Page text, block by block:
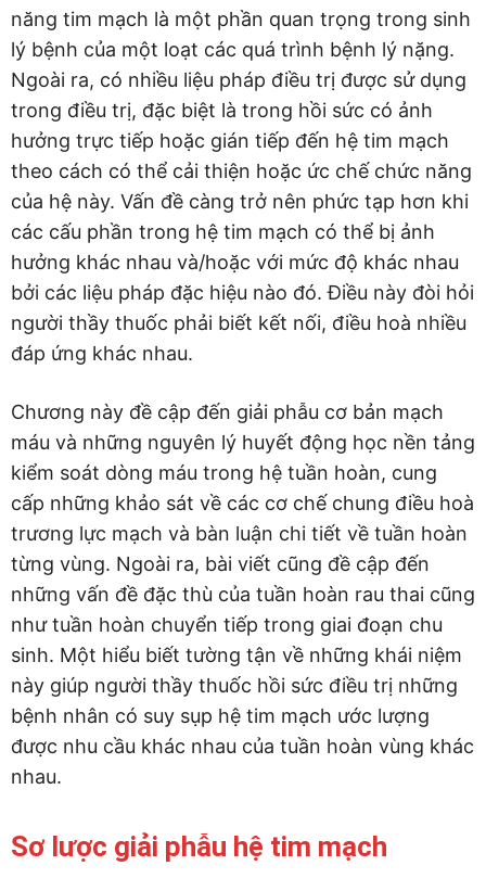
năng tim mạch là một phần quan trọng trong sinh
lý bệnh của một loạt các quá trình bệnh lý nặng.
Ngoài ra, có nhiều liệu pháp điều trị được sử dụng
trong điều trị, đặc biệt là trong hồi sức có ảnh
hưởng trực tiếp hoặc gián tiếp đến hệ tim mạch
theo cách có thể cải thiện hoặc ức chế chức năng
của hệ này. Vấn đề càng trở nên phức tạp hơn khi
các cấu phần trong hệ tim mạch có thể bị ảnh
hưởng khác nhau và/hoặc với mức độ khác nhau
bởi các liệu pháp đặc hiệu nào đó. Điều này đòi hỏi
người thầy thuốc phải biết kết nối, điều hoà nhiều
đáp ứng khác nhau.
Chương này đề cập đến giải phẫu cơ bản mạch
máu và những nguyên lý huyết động học nền tảng
kiểm soát dòng máu trong hệ tuần hoàn, cung
cấp những khảo sát về các cơ chế chung điều hoà
trương lực mạch và bàn luận chi tiết về tuần hoàn
từng vùng. Ngoài ra, bài viết cũng đề cập đến
những vấn đề đặc thù của tuần hoàn rau thai cũng
như tuần hoàn chuyển tiếp trong giai đoạn chu
sinh. Một hiểu biết tường tận về những khái niệm
này giúp người thầy thuốc hồi sức điều trị những
bệnh nhân có suy sụp hệ tim mạch ước lượng
được nhu cầu khác nhau của tuần hoàn vùng khác
nhau.
Sơ lược giải phẫu hệ tim mạch